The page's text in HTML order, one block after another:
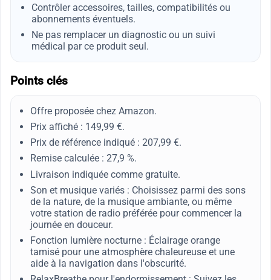
Contrôler accessoires, tailles, compatibilités ou
abonnements éventuels.
Ne pas remplacer un diagnostic ou un suivi
médical par ce produit seul.
Points clés
Offre proposée chez Amazon.
Prix affiché : 149,99 €.
Prix de référence indiqué : 207,99 €.
Remise calculée : 27,9 %.
Livraison indiquée comme gratuite.
Son et musique variés : Choisissez parmi des sons
de la nature, de la musique ambiante, ou même
votre station de radio préférée pour commencer la
journée en douceur.
Fonction lumière nocturne : Éclairage orange
tamisé pour une atmosphère chaleureuse et une
aide à la navigation dans l'obscurité.